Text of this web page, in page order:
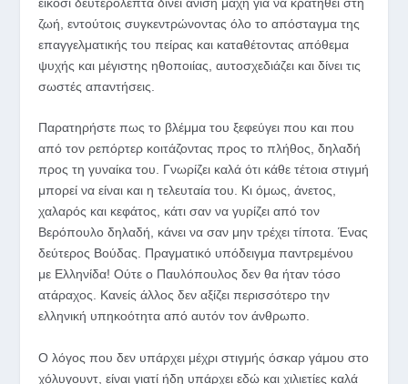
ζωή, εντούτοις συγκεντρώνοντας όλο το απόσταγμα της
επαγγελματικής του πείρας και καταθέτοντας απόθεμα
ψυχής και μέγιστης ηθοποιίας, αυτοσχεδιάζει και δίνει τις
σωστές απαντήσεις.
Παρατηρήστε πως το βλέμμα του ξεφεύγει που και που
από τον ρεπόρτερ κοιτάζοντας προς το πλήθος, δηλαδή
προς τη γυναίκα του. Γνωρίζει καλά ότι κάθε τέτοια στιγμή
μπορεί να είναι και η τελευταία του. Κι όμως, άνετος,
χαλαρός και κεφάτος, κάτι σαν να γυρίζει από τον
Βερόπουλο δηλαδή, κάνει να σαν μην τρέχει τίποτα. Ένας
δεύτερος Βούδας. Πραγματικό υπόδειγμα παντρεμένου
με Ελληνίδα! Ούτε ο Παυλόπουλος δεν θα ήταν τόσο
ατάραχος. Κανείς άλλος δεν αξίζει περισσότερο την
ελληνική υπηκοότητα από αυτόν τον άνθρωπο.
Ο λόγος που δεν υπάρχει μέχρι στιγμής όσκαρ γάμου στο
χόλυγουντ, είναι γιατί ήδη υπάρχει εδώ και χιλιετίες καλά